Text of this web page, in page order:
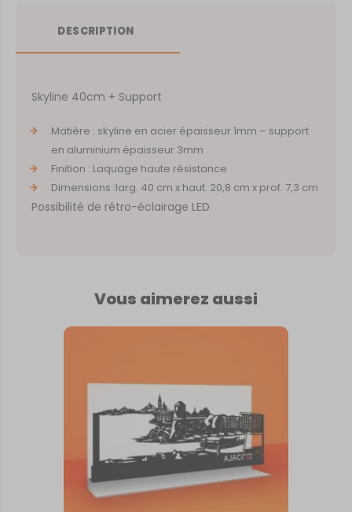
DESCRIPTION
Skyline 40cm + Support
Matière : skyline en acier épaisseur 1mm – support
en aluminium épaisseur 3mm
Finition : Laquage haute résistance
Dimensions :larg. 40 cm x haut. 20,8 cm x prof. 7,3 cm
Possibilité de rétro-éclairage LED
Vous aimerez aussi